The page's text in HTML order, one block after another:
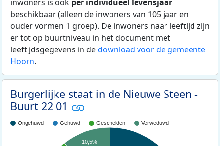
inwoners is ook per individueel levensjaar
beschikbaar (alleen de inwoners van 105 jaar en
ouder vormen 1 groep). De inwoners naar leeftijd zijn
er tot op buurtniveau in het document met
leeftijdsgegevens in dedownload voor de gemeente
Hoorn.
Burgerlijke staat in de Nieuwe Steen -
Buurt 22 01
Ongehuwd Gehuwd Gescheiden Verweduwd
10,5%